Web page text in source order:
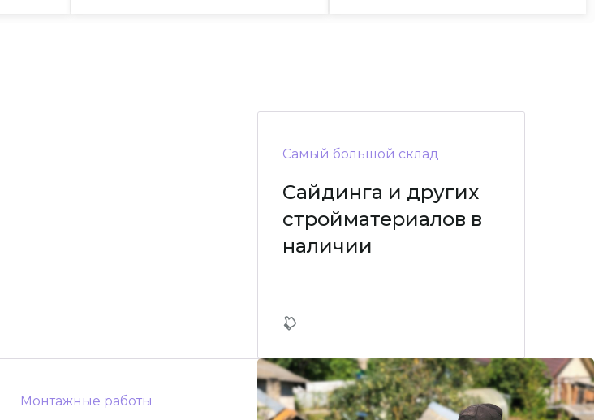
Самый большой склад
Сайдинга и других
стройматериалов в
наличии
Монтажные работы